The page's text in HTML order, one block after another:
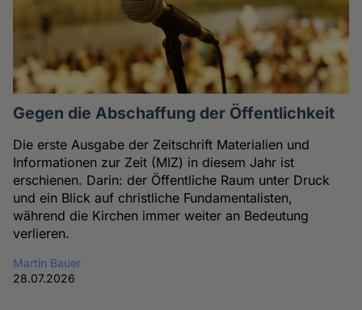
Gegen die Abschaffung der Öffentlichkeit
Die erste Ausgabe der Zeitschrift Materialien und
Informationen zur Zeit (MIZ) in diesem Jahr ist
erschienen. Darin: der Öffentliche Raum unter Druck
und ein Blick auf christliche Fundamentalisten,
während die Kirchen immer weiter an Bedeutung
verlieren.
Martin Bauer
28.07.2026